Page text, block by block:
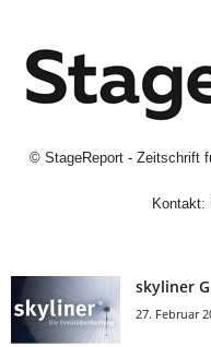
© StageReport - Zeitschrift
Kontakt:
skyliner
27. Februar